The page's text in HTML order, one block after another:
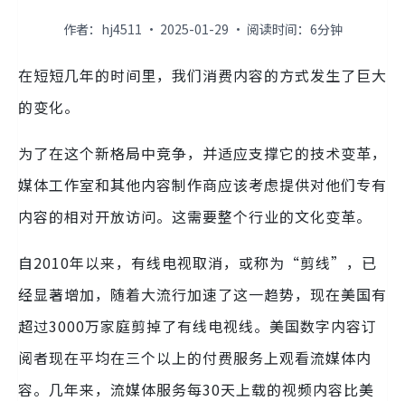
作者：hj4511 · 2025-01-29 · 阅读时间：6分钟
在短短几年的时间里，我们消费内容的方式发生了巨大
的变化。
为了在这个新格局中竞争，并适应支撑它的技术变革，
媒体工作室和其他内容制作商应该考虑提供对他们专有
内容的相对开放访问。这需要整个行业的文化变革。
自2010年以来，有线电视取消，或称为“剪线”，已
经显著增加，随着大流行加速了这一趋势，现在美国有
超过3000万家庭剪掉了有线电视线。美国数字内容订
阅者现在平均在三个以上的付费服务上观看流媒体内
容。几年来，流媒体服务每30天上载的视频内容比美